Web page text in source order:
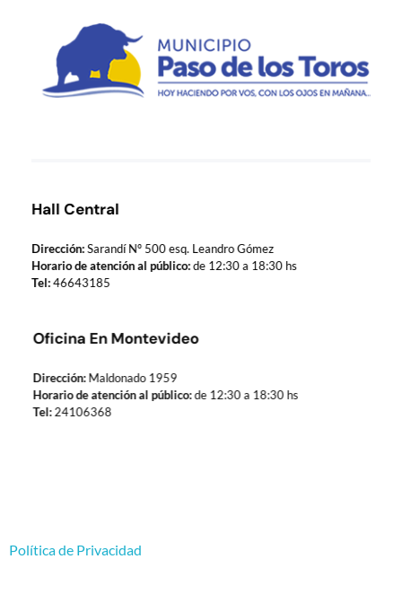
Hall Central
Dirección:Sarandí Nº 500 esq. Leandro Gómez
Horario de atención al público:de 12:30 a 18:30 hs
Tel:46643185
Oficina En Montevideo
Dirección:Maldonado 1959
Horario de atención al público:de 12:30 a 18:30 hs
Tel:24106368
Política de Privacidad